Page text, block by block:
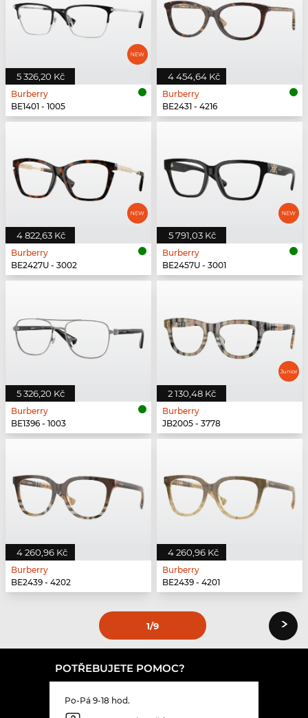
5 326,20 Kč
Burberry
BE1401 - 1005
4 454,64 Kč
Burberry
BE2431 - 4216
4 822,63 Kč
Burberry
BE2427U - 3002
5 791,03 Kč
Burberry
BE2457U - 3001
5 326,20 Kč
Burberry
BE1396 - 1003
2 130,48 Kč
Burberry
JB2005 - 3778
4 260,96 Kč
Burberry
BE2439 - 4202
4 260,96 Kč
Burberry
BE2439 - 4201
1/9 ›
POTŘEBUJETE POMOC?
Po-Pá 9-18 hod.